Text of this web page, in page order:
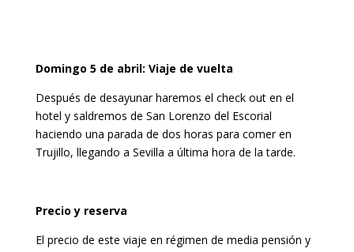
Domingo 5 de abril: Viaje de vuelta
Después de desayunar haremos el check out en el
hotel y saldremos de San Lorenzo del Escorial
haciendo una parada de dos horas para comer en
Trujillo, llegando a Sevilla a última hora de la tarde.
Precio y reserva
El precio de este viaje en régimen de media pensión y